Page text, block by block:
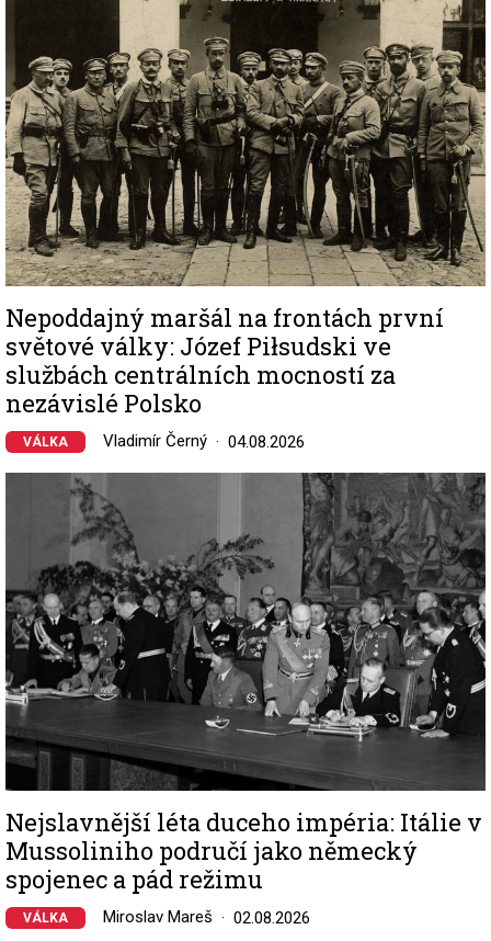
Nepoddajný maršál na frontách první
světové války: Józef Piłsudski ve
službách centrálních mocností za
nezávislé Polsko
VÁLKA Vladimír Černý 04.08.2026
Nejslavnější léta duceho impéria: Itálie v
Mussoliniho područí jako německý
spojenec a pád režimu
VÁLKA Miroslav Mareš 02.08.2026